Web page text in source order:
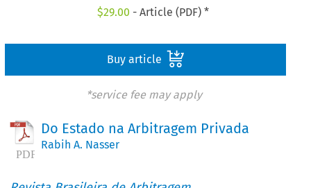
$29.00 - Article (PDF) *
Buy article
*service fee may apply
Do Estado na Arbitragem Privada
Rabih A. Nasser